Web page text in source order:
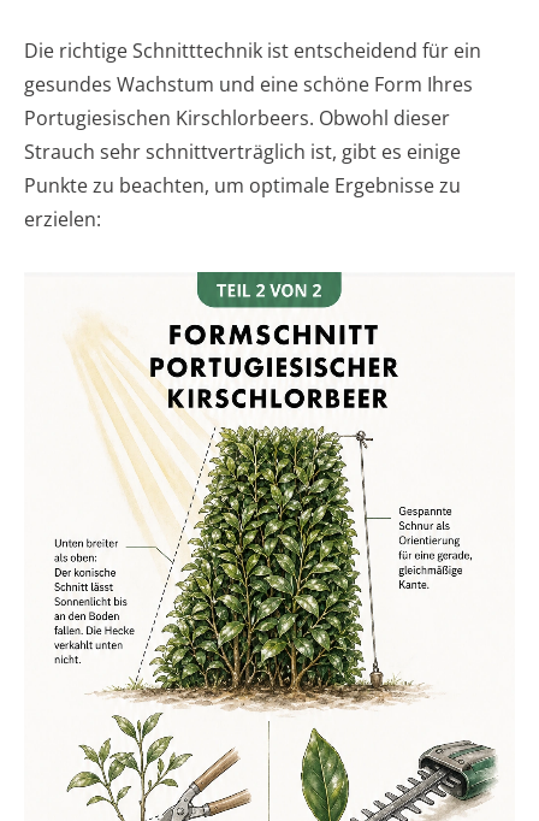
Die richtige Schnitttechnik ist entscheidend für ein
gesundes Wachstum und eine schöne Form Ihres
Portugiesischen Kirschlorbeers. Obwohl dieser
Strauch sehr schnittverträglich ist, gibt es einige
Punkte zu beachten, um optimale Ergebnisse zu
erzielen: